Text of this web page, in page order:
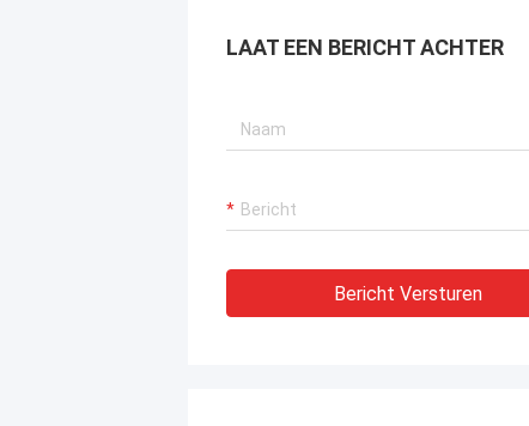
LAAT EEN BERICHT ACHTER
Bericht Versturen